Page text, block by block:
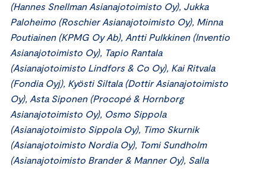
(Hannes Snellman Asianajotoimisto Oy), Jukka
Paloheimo (Roschier Asianajotoimisto Oy), Minna
Poutiainen (KPMG Oy Ab), Antti Pulkkinen (Inventio
Asianajotoimisto Oy), Tapio Rantala
(Asianajotoimisto Lindfors & Co Oy), Kai Ritvala
(Fondia Oyj), Kyösti Siltala (Dottir Asianajotoimisto
Oy), Asta Siponen (Procopé & Hornborg
Asianajotoimisto Oy), Osmo Sippola
(Asianajotoimisto Sippola Oy), Timo Skurnik
(Asianajotoimisto Nordia Oy), Tomi Sundholm
(Asianajotoimisto Brander & Manner Oy), Salla